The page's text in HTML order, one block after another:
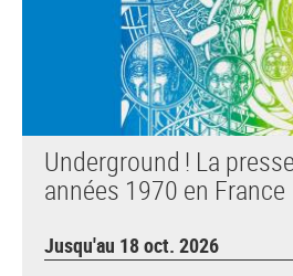
Underground ! La
années 1970 en France
Jusqu'au 18 oct. 2026